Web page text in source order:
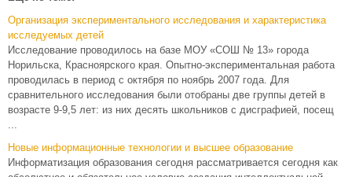
Организация экспериментального исследования и характеристика
исследуемых детей
Исследование проводилось на базе МОУ «СОШ № 13» города
Норильска, Красноярского края. Опытно-экспериментальная работа
проводилась в период с октября по ноябрь 2007 года. Для
сравнительного исследования были отобраны две группы детей в
возрасте 9-9,5 лет: из них десять школьников с дисграфией, посещ
...
Новые информационные технологии и высшее образование
Информатизация образования сегодня рассматривается сегодня как